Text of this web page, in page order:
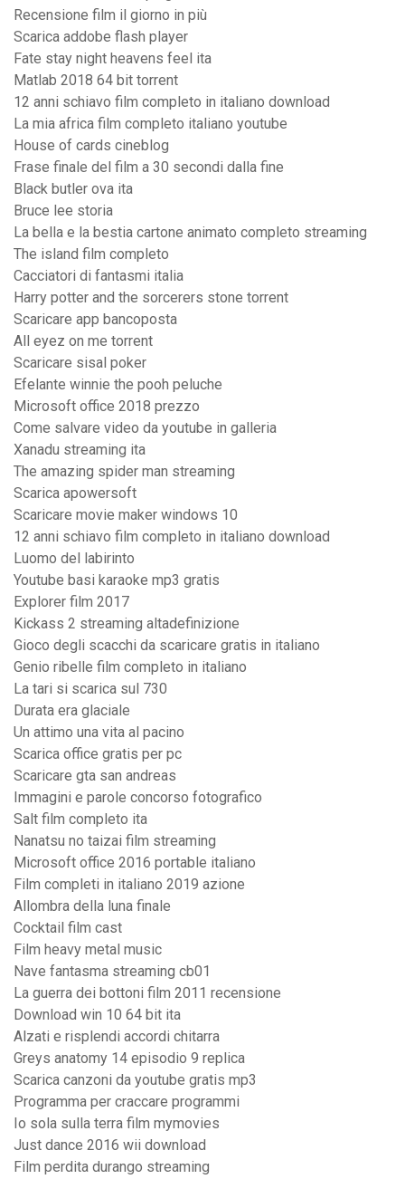
Recensione film il giorno in più
Scarica addobe flash player
Fate stay night heavens feel ita
Matlab 2018 64 bit torrent
12 anni schiavo film completo in italiano download
La mia africa film completo italiano youtube
House of cards cineblog
Frase finale del film a 30 secondi dalla fine
Black butler ova ita
Bruce lee storia
La bella e la bestia cartone animato completo streaming
The island film completo
Cacciatori di fantasmi italia
Harry potter and the sorcerers stone torrent
Scaricare app bancoposta
All eyez on me torrent
Scaricare sisal poker
Efelante winnie the pooh peluche
Microsoft office 2018 prezzo
Come salvare video da youtube in galleria
Xanadu streaming ita
The amazing spider man streaming
Scarica apowersoft
Scaricare movie maker windows 10
12 anni schiavo film completo in italiano download
Luomo del labirinto
Youtube basi karaoke mp3 gratis
Explorer film 2017
Kickass 2 streaming altadefinizione
Gioco degli scacchi da scaricare gratis in italiano
Genio ribelle film completo in italiano
La tari si scarica sul 730
Durata era glaciale
Un attimo una vita al pacino
Scarica office gratis per pc
Scaricare gta san andreas
Immagini e parole concorso fotografico
Salt film completo ita
Nanatsu no taizai film streaming
Microsoft office 2016 portable italiano
Film completi in italiano 2019 azione
Allombra della luna finale
Cocktail film cast
Film heavy metal music
Nave fantasma streaming cb01
La guerra dei bottoni film 2011 recensione
Download win 10 64 bit ita
Alzati e risplendi accordi chitarra
Greys anatomy 14 episodio 9 replica
Scarica canzoni da youtube gratis mp3
Programma per craccare programmi
Io sola sulla terra film mymovies
Just dance 2016 wii download
Film perdita durango streaming